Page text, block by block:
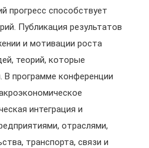
прогресс способствует
Публикация результатов
и мотивации роста
теорий, которые
В программе конференции
интеграция и
отраслями,
транспорта, связи и